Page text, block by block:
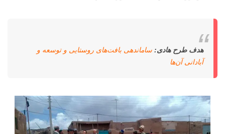
هدف طرح هادی: ساماندهی بافت‌های روستایی و توسعه و
آبادانی آن‌ها